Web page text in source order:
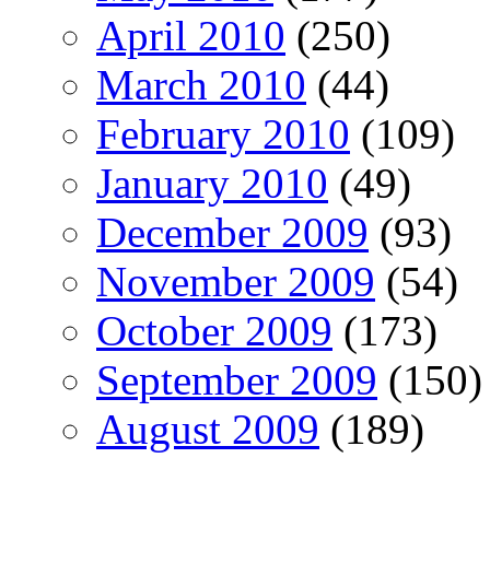
April 2010 (250)
March 2010 (44)
February 2010 (109)
January 2010 (49)
December 2009 (93)
November 2009 (54)
October 2009 (173)
September 2009 (150)
August 2009 (189)